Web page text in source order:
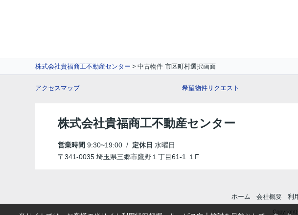
株式会社貴福商工不動産センター 中古物件 市区町村選択画面
アクセスマップ 希望物件リクエスト
株式会社貴福商工不動産センター
営業時間 9:30~19:00 / 定休日 水曜日
〒341-0035 埼玉県三郷市鷹野１丁目61-1 １F
ホーム 会社概要 利